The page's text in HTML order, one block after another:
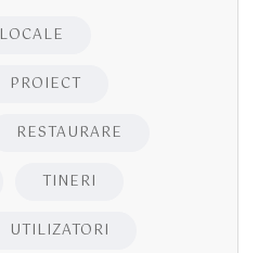
PROIECT
RESTAURARE
TINERI
UTILIZATORI